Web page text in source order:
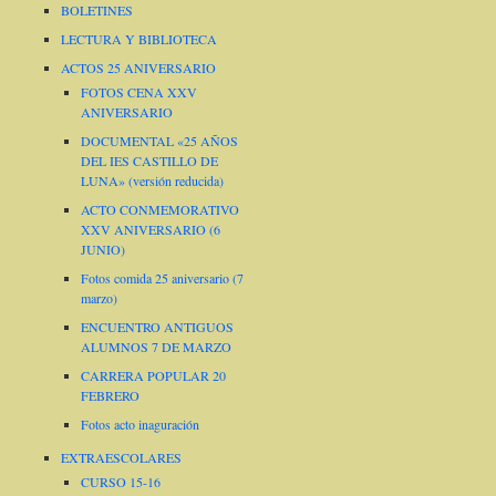
BOLETINES
LECTURA Y BIBLIOTECA
ACTOS 25 ANIVERSARIO
FOTOS CENA XXV
ANIVERSARIO
DOCUMENTAL «25 AÑOS
DEL IES CASTILLO DE
LUNA» (versión reducida)
ACTO CONMEMORATIVO
XXV ANIVERSARIO (6
JUNIO)
Fotos comida 25 aniversario (7
marzo)
ENCUENTRO ANTIGUOS
ALUMNOS 7 DE MARZO
CARRERA POPULAR 20
FEBRERO
Fotos acto inaguración
EXTRAESCOLARES
CURSO 15-16